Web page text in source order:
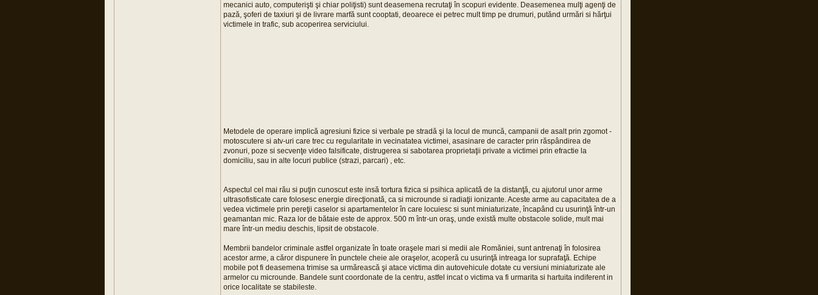
mecanici auto, computerişti şi chiar poliţisti) sunt deasemena recrutaţi în scopuri evidente. Deasemenea mulţi agenţi de
pază, şoferi de taxiuri şi de livrare marfă sunt cooptati, deoarece ei petrec mult timp pe drumuri, putănd urmări si hărţui
victimele in trafic, sub acoperirea serviciului.
Metodele de operare implică agresiuni fizice si verbale pe stradă şi la locul de muncă, campanii de asalt prin zgomot -
motoscutere si atv-uri care trec cu regularitate in vecinatatea victimei, asasinare de caracter prin răspândirea de
zvonuri, poze si secvenţe video falsificate, distrugerea si sabotarea proprietaţii private a victimei prin efractie la
domiciliu, sau in alte locuri publice (strazi, parcari) , etc.
Aspectul cel mai rău si puţin cunoscut este insă tortura fizica si psihica aplicată de la distanţă, cu ajutorul unor arme
ultrasofisticate care folosesc energie direcţionată, ca si microunde si radiaţii ionizante. Aceste arme au capacitatea de a
vedea victimele prin pereţii caselor si apartamentelor în care locuiesc si sunt miniaturizate, încapând cu usurinţă într-un
geamantan mic. Raza lor de bătaie este de approx. 500 m într-un oraş, unde există multe obstacole solide, mult mai
mare într-un mediu deschis, lipsit de obstacole.
Membrii bandelor criminale astfel organizate în toate oraşele mari si medii ale Romăniei, sunt antrenaţi în folosirea
acestor arme, a căror dispunere în punctele cheie ale oraşelor, acoperă cu usurinţă intreaga lor suprafaţă. Echipe
mobile pot fi deasemena trimise sa urmărească şi atace victima din autovehicule dotate cu versiuni miniaturizate ale
armelor cu microunde. Bandele sunt coordonate de la centru, astfel incat o victima va fi urmarita si hartuita indiferent in
orice localitate se stabileste.